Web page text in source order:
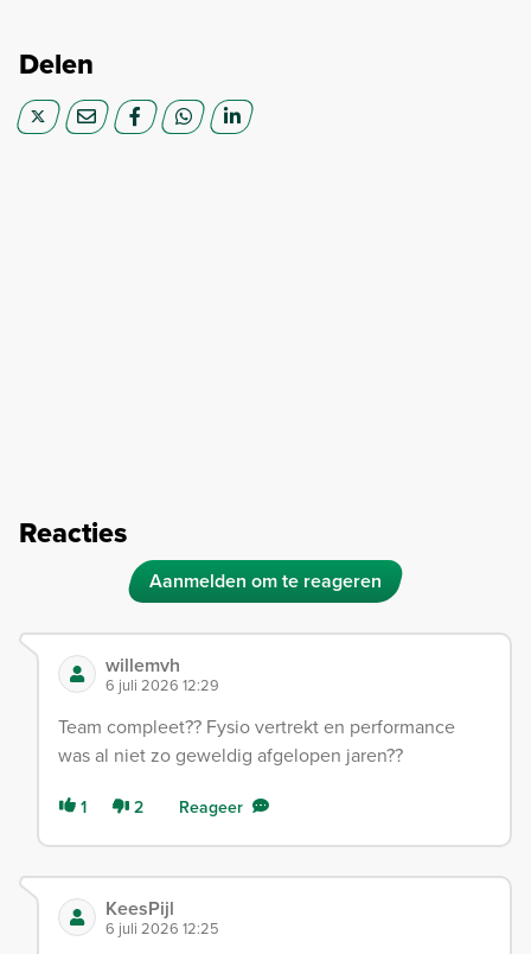
Delen
Reacties
Aanmelden om te reageren
willemvh
6 juli 2026 12:29
Team compleet?? Fysio vertrekt en performance
was al niet zo geweldig afgelopen jaren??
1 2 Reageer
KeesPijl
6 juli 2026 12:25